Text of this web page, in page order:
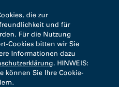
die zur
und für
Für die Nutzung
Cookies bitten wir Sie
Informationen dazu
. HINWEIS:
können Sie Ihre Cookie-